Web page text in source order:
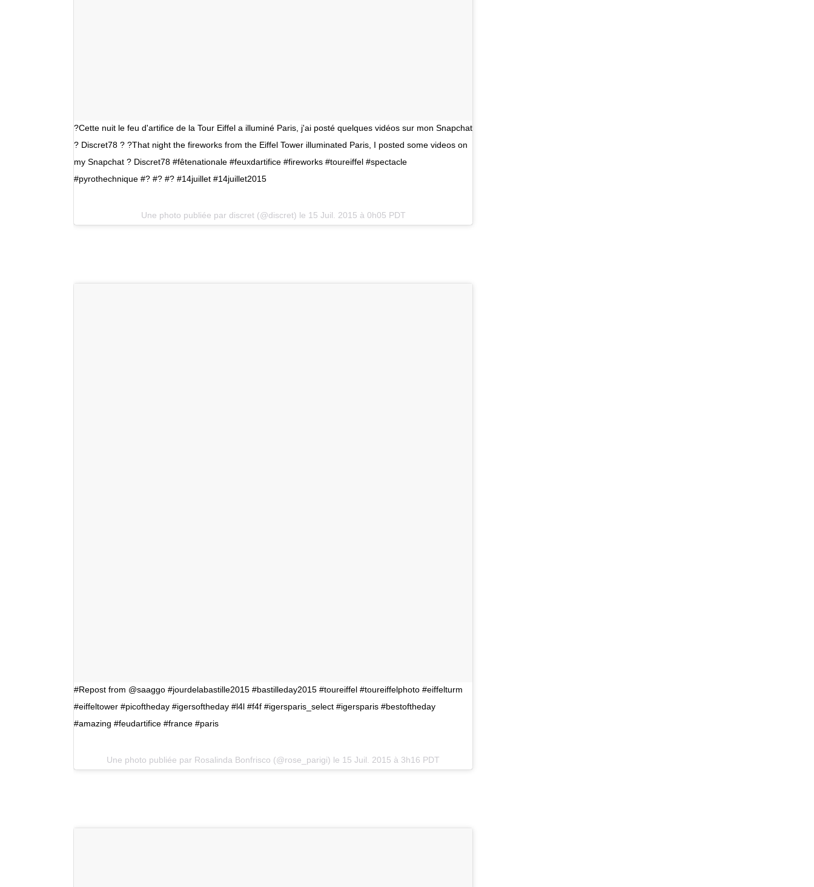
?Cette nuit le feu d'artifice de la Tour Eiffel a illuminé Paris, j'ai posté quelques vidéos sur mon Snapchat
? Discret78 ? ?That night the fireworks from the Eiffel Tower illuminated Paris, I posted some videos on
my Snapchat ? Discret78 #fêtenationale #feuxdartifice #fireworks #toureiffel #spectacle
#pyrothechnique #? #? #? #14juillet #14juillet2015
Une photo publiée par discret (@discret) le 15 Juil. 2015 à 0h05 PDT
#Repost from @saaggo #jourdelabastille2015 #bastilleday2015 #toureiffel #toureiffelphoto #eiffelturm
#eiffeltower #picoftheday #igersoftheday #l4l #f4f #igersparis_select #igersparis #bestoftheday
#amazing #feudartifice #france #paris
Une photo publiée par Rosalinda Bonfrisco (@rose_parigi) le 15 Juil. 2015 à 3h16 PDT